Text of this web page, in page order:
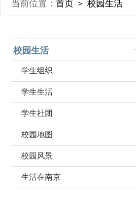
当前位置： 首页 校园生活
校园生活
学生组织
学生生活
学生社团
校园地图
校园风景
生活在南京